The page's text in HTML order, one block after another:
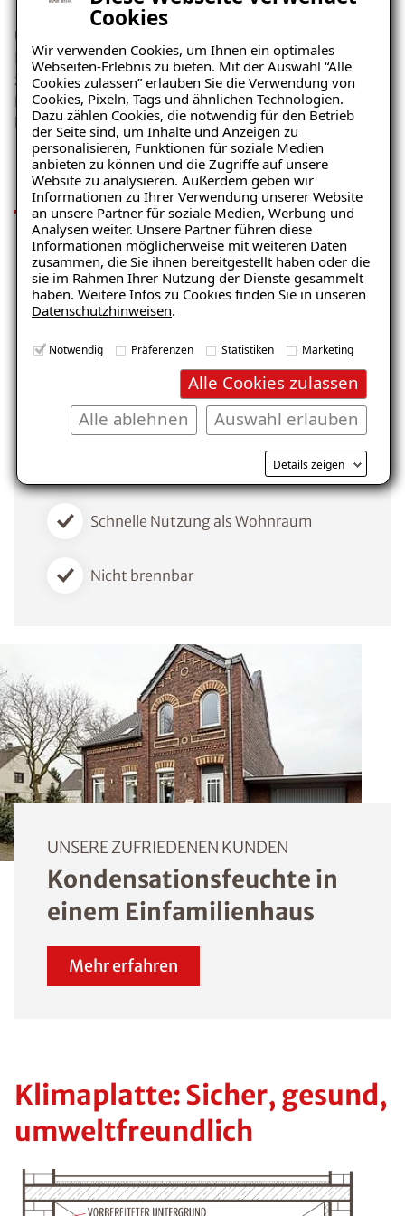
Cookies
Wir verwenden Cookies, um Ihnen ein optimales
Webseiten-Erlebnis zu bieten. Mit der Auswahl “Alle
Cookies zulassen” erlauben Sie die Verwendung von
Cookies, Pixeln, Tags und ähnlichen Technologien.
Dazu zählen Cookies, die notwendig für den Betrieb
der Seite sind, um Inhalte und Anzeigen zu
personalisieren, Funktionen für soziale Medien
anbieten zu können und die Zugriffe auf unsere
Website zu analysieren. Außerdem geben wir
Informationen zu Ihrer Verwendung unserer Website
an unsere Partner für soziale Medien, Werbung und
Analysen weiter. Unsere Partner führen diese
Informationen möglicherweise mit weiteren Daten
zusammen, die Sie ihnen bereitgestellt haben oder die
sie im Rahmen Ihrer Nutzung der Dienste gesammelt
haben. Weitere Infos zu Cookies finden Sie in unseren
Datenschutzhinweisen.
Notwendig Präferenzen Statistiken Marketing
Alle Cookies zulassen
Auswahl erlauben
Alle ablehnen
Details zeigen
Unsere ISOTEC-Klimaplatten sind vom Deutschen
Institut für Bautechnikallgemein bauaufsichtlich
zugelassen. Durch theoretische Rechnungen und dem
Einsatz in praktischen Tests wurde die
bauphysikalische Wirksamkeit nachgewiesen.
Ihre Vorteile
Vorbeugung von Kondensation und
Schimmelpilzbefall
Umweltfreundlich, ökologischer
Behagliches Raumklima durch
klimaregulierende Wirkung
Wertsteigerung der Immobilie
Schnelle Nutzung als Wohnraum
Nicht brennbar
UNSERE ZUFRIEDENEN KUNDEN
Kondensationsfeuchte in
einem Einfamilienhaus
Mehr erfahren
Klimaplatte: Sicher, gesund,
umweltfreundlich